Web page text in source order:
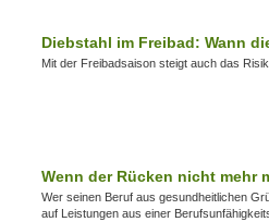
Diebstahl im Freibad: Wann
Mit der Freibadsaison steigt auch das
Wenn der Rücken nicht mehr
Wer seinen Beruf aus gesundheitlichen
auf Leistungen aus einer